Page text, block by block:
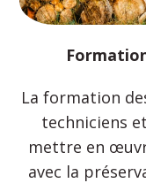
La formation
techniciens
mettre en
avec la